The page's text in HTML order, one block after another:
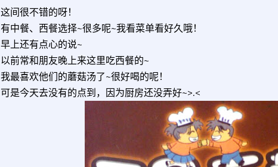
这间很不错的呀！
有中餐、西餐选择~很多呢~我看菜单看好久哦！
早上还有点心的说~
以前常和朋友晚上来这里吃西餐的~
我最喜欢他们的蘑菇汤了~很好喝的呢！
可是今天去没有的点到，因为厨房还没弄好~>.<